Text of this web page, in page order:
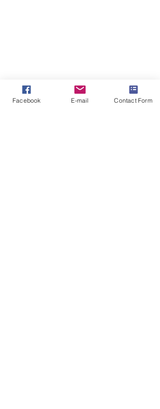
UN CHAMPAGNE BRUT
Desserts, Pâtisseries & Gâteaux
Facebook E-mail Contact Form